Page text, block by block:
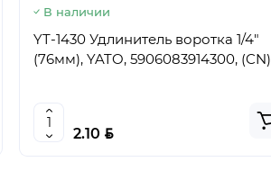
В наличии
YT-1430 Удлинитель воротка 1/4"
(76мм), YATO, 5906083914300, (CN)
2.10 BYN